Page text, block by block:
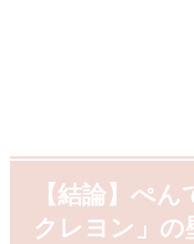
【結論】ぺ
クレヨン」の